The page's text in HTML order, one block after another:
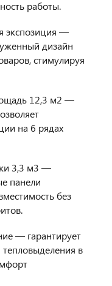
работы.
экспозиция —
дизайн
стимулируя
12,3 м2 —
на 6 рядах
3,3 м3 —
панели
без
— гарантирует
в